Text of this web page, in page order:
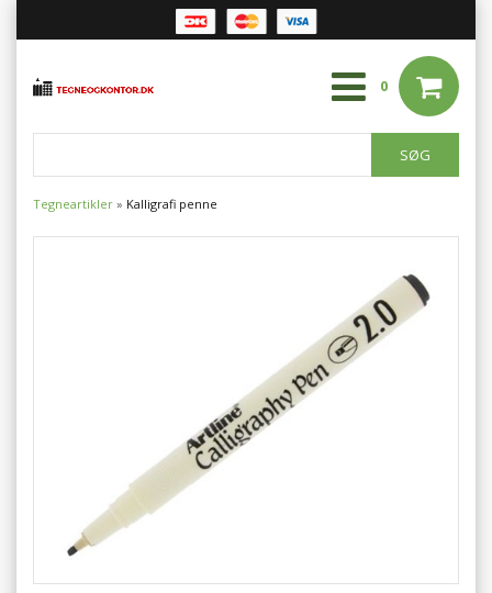
0
Tegneartikler » Kalligrafi penne